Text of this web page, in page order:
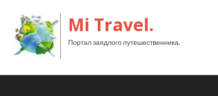
Mi Travel.
Портал заядлого путешественника.